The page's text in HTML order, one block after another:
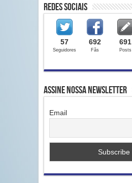
Redes Sociais
57
Seguidores
692
Fãs
691
Posts
Assine nossa Newsletter
Email